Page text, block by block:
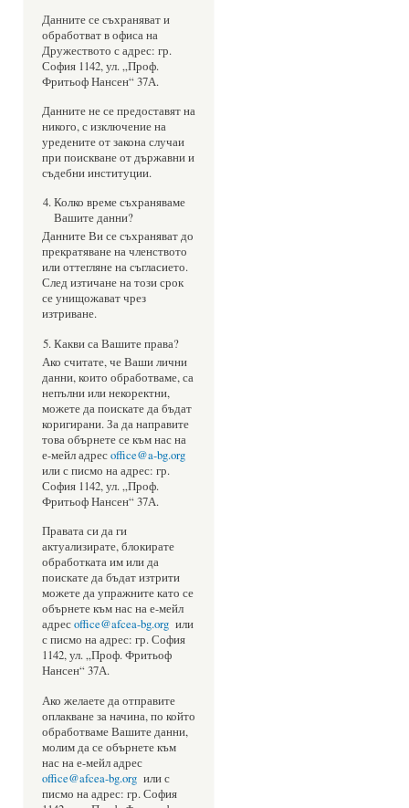
Данните се съхраняват и
обработват в офиса на
Дружеството с адрес: гр.
София 1142, ул. „Проф.
Фритьоф Нансен“ 37А.
Данните не се предоставят на
никого, с изключение на
уредените от закона случаи
при поискване от държавни и
съдебни институции.
Колко време съхраняваме
Вашите данни?
Данните Ви се съхраняват до
прекратяване на членството
или оттегляне на съгласието.
След изтичане на този срок
се унищожават чрез
изтриване.
Какви са Вашите права?
Ако считате, че Ваши лични
данни, които обработваме, са
непълни или некоректни,
можете да поискате да бъдат
коригирани. За да направите
това обърнете се към нас на
е-мейл адресoffice@a-bg.org
или с писмо на адрес: гр.
София 1142, ул. „Проф.
Фритьоф Нансен“ 37А.
Правата си да ги
актуализирате, блокирате
обработката им или да
поискате да бъдат изтрити
можете да упражните като се
обърнете към нас на е-мейл
адресoffice@afcea-bg.org или
с писмо на адрес: гр. София
1142, ул. „Проф. Фритьоф
Нансен“ 37А.
Ако желаете да отправите
оплакване за начина, по който
обработваме Вашите данни,
молим да се обърнете към
нас на е-мейл адрес
office@afcea-bg.org или с
писмо на адрес: гр. София